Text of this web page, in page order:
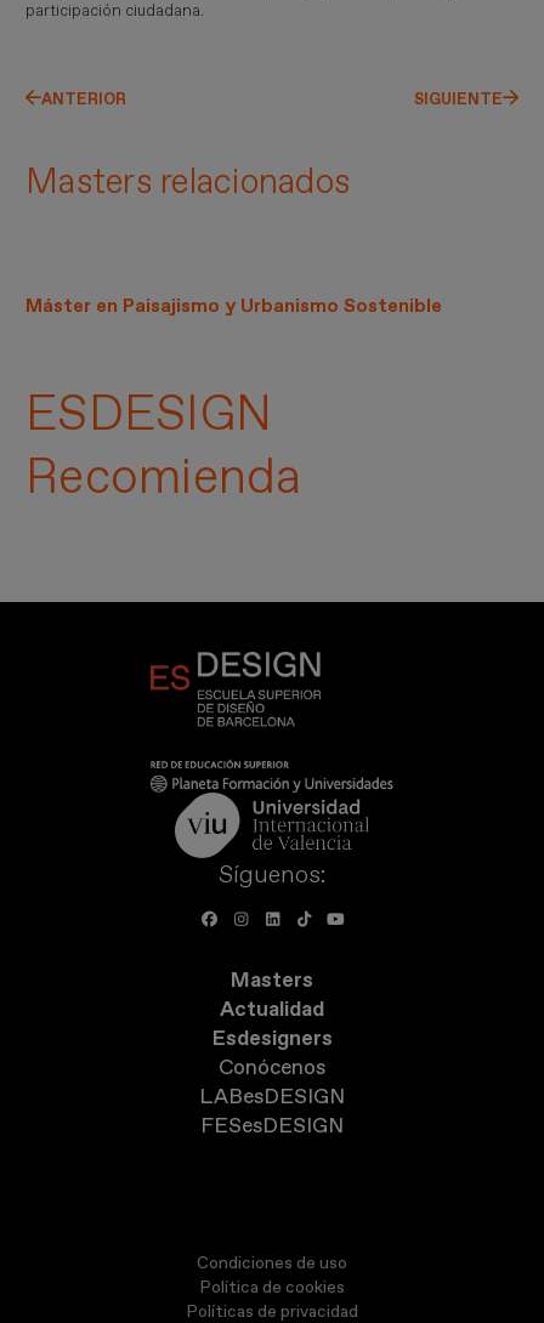
participación ciudadana.
ANTERIOR SIGUIENTE
Masters relacionados
Máster en Paisajismo y Urbanismo Sostenible
ESDESIGN
Recomienda
Síguenos:
Masters
Actualidad
Esdesigners
Conócenos
LABesDESIGN
FESesDESIGN
Condiciones de uso
Política de cookies
Políticas de privacidad